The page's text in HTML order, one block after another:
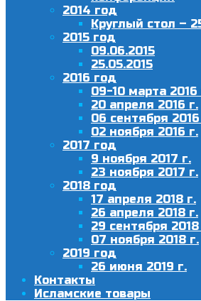
2014 год
Круглый стол –
2015 год
09.06.2015
25.05.2015
2016 год
09-10 марта 2016
20 апреля 2016 г.
06 сентября 2016
02 ноября 2016 г.
2017 год
9 ноября 2017 г.
23 ноября 2017 г.
2018 год
17 апреля 2018 г.
26 апреля 2018 г.
29 сентября 2018
07 ноября 2018 г.
2019 год
26 июня 2019 г.
Контакты
Исламские товары